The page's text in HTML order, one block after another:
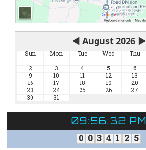
◀ August 2026 ▶
Sun Mon Tue Wed Thu
2
3 4 5 6
9
10 11 12 13
16
17 18 19 20
23
24 25 26 27
30
31
09:56:32 PM
0 0 3 4 1 2 5